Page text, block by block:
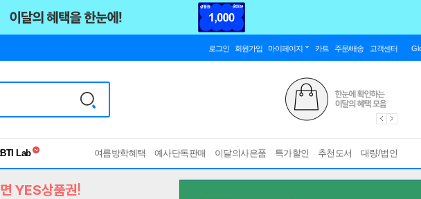
로그인 회원가입 마이페이지 카트 주문/배송 고객센터
Lab
서유형검사
여름방학혜택 예사단독판매 이달의사은품 특가할인 추천도서 대량/법인
YES상품권!